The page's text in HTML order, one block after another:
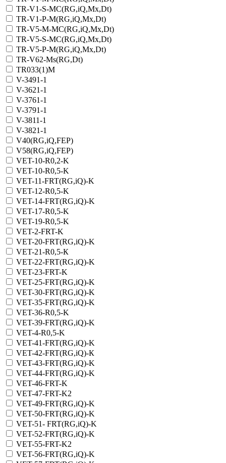
TR-V1-S-MC(RG,iQ,Мх,Dt)
TR-V1-Р-M(RG,iQ,Мх,Dt)
TR-V5-M-MC(RG,iQ,Мх,Dt)
TR-V5-S-MC(RG,iQ,Мх,Dt)
TR-V5-Р-M(RG,iQ,Мх,Dt)
TR-V62-Ms(RG,Dt)
TR033(1)M
V-3491-1
V-3621-1
V-3761-1
V-3791-1
V-3811-1
V-3821-1
V40(RG,iQ,FEP)
V58(RG,iQ,FEP)
VET-10-R0,2-K
VET-10-R0,5-K
VET-11-FRT(RG,iQ)-K
VET-12-R0,5-K
VET-14-FRT(RG,iQ)-K
VET-17-R0,5-K
VET-19-R0,5-K
VET-2-FRT-K
VET-20-FRT(RG,iQ)-K
VET-21-R0,5-К
VET-22-FRT(RG,iQ)-K
VET-23-FRT-K
VET-25-FRT(RG,iQ)-K
VET-30-FRT(RG,iQ)-K
VET-35-FRT(RG,iQ)-K
VET-36-R0,5-K
VET-39-FRT(RG,iQ)-K
VET-4-R0,5-K
VET-41-FRT(RG,iQ)-K
VET-42-FRT(RG,iQ)-К
VET-43-FRT(RG,iQ)-K
VET-44-FRT(RG,iQ)-K
VET-46-FRT-K
VET-47-FRT-K2
VET-49-FRT(RG,iQ)-K
VET-50-FRT(RG,iQ)-K
VET-51- FRT(RG,iQ)-K
VET-52-FRT(RG,iQ)-K
VET-55-FRT-K2
VET-56-FRT(RG,iQ)-K